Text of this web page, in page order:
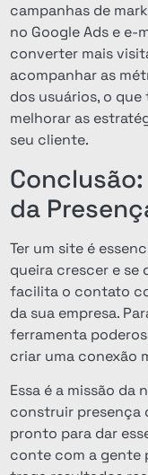
campanhas de
no Google Ads e e-
converter mais
acompanhar as
dos usuários, o
melhorar as
seu cliente.
da
Ter um site é
queira crescer e se
facilita o contato
da sua empresa.
ferramenta
criar uma conexão
Essa é a missão da
construir presença
pronto para dar
conte com a gente